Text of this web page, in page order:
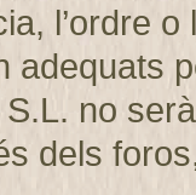
l’ordre
adequats
no
dels